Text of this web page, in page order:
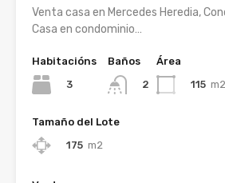
Venta casa en Mercedes Heredia,
Casa en condominio…
Habitacións
3
Baños
2
Área
115 m2
Tamaño del Lote
175 m2